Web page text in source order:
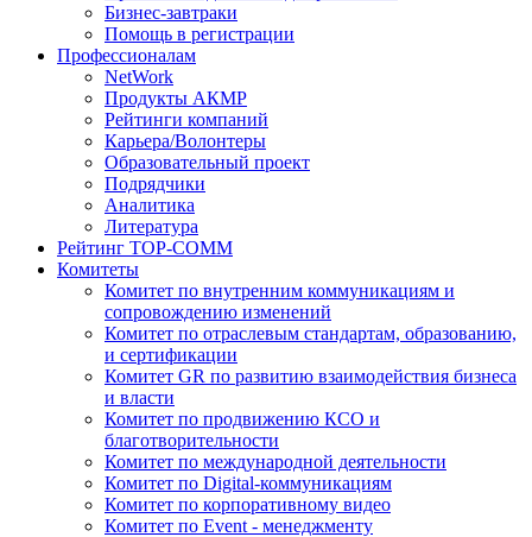
Бизнес-завтраки
Помощь в регистрации
Профессионалам
NetWork
Продукты АКМР
Рейтинги компаний
Карьера/Волонтеры
Образовательный проект
Подрядчики
Аналитика
Литература
Рейтинг TOP-COMM
Комитеты
Комитет по внутренним коммуникациям и
сопровождению изменений
Комитет по отраслевым стандартам, образованию,
и сертификации
Комитет GR по развитию взаимодействия бизнеса
и власти
Комитет по продвижению КСО и
благотворительности
Комитет по международной деятельности
Комитет по Digital-коммуникациям
Комитет по корпоративному видео
Комитет по Event - менеджменту